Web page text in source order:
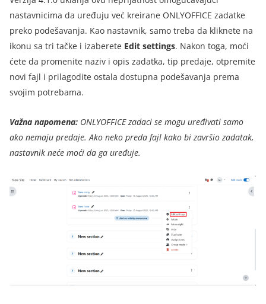
nastavnicima da uređuju već kreirane ONLYOFFICE zadatke
preko podešavanja. Kao nastavnik, samo treba da kliknete na
ikonu sa tri tačke i izaberete Edit settings. Nakon toga, moći
ćete da promenite naziv i opis zadatka, tip predaje, otpremite
novi fajl i prilagodite ostala dostupna podešavanja prema
svojim potrebama.
Važna napomena: ONLYOFFICE zadaci se mogu uređivati samo
ako nemaju predaje. Ako neko preda fajl kako bi završio zadatak,
nastavnik neće moći da ga uređuje.